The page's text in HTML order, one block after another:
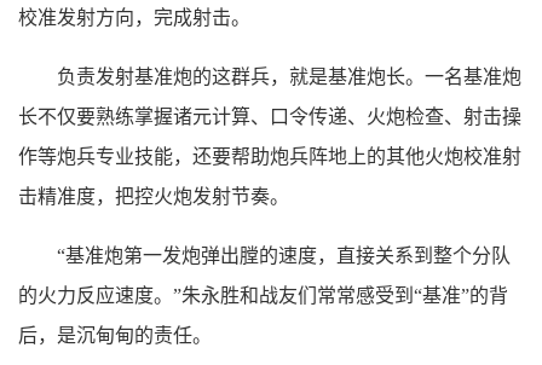
校准发射方向，完成射击。
负责发射基准炮的这群兵，就是基准炮长。一名基准炮
长不仅要熟练掌握诸元计算、口令传递、火炮检查、射击操
作等炮兵专业技能，还要帮助炮兵阵地上的其他火炮校准射
击精准度，把控火炮发射节奏。
“基准炮第一发炮弹出膛的速度，直接关系到整个分队
的火力反应速度。”朱永胜和战友们常常感受到“基准”的背
后，是沉甸甸的责任。